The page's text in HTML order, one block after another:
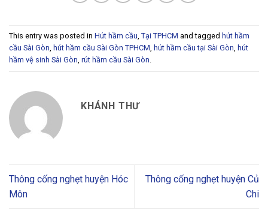
This entry was posted in Hút hầm cầu Tại TPHCM and tagged hút hầm
cầu Sài Gòn hút hầm cầu Sài Gòn TPHCM hút hầm cầu tại Sài Gòn hút
hầm vệ sinh Sài Gòn rút hầm cầu Sài Gòn
KHÁNH THƯ
Thông cống nghẹt huyện Hóc
Môn
Thông cống nghẹt huyện Củ
Chi